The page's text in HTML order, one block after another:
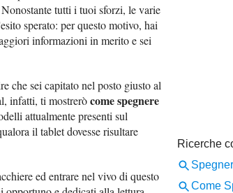
tutti i tuoi sforzi, le varie
sperato: per questo motivo, hai
informazioni in merito e sei
che sei capitato nel posto giusto al
infatti, ti mostreròcome spegnere
attualmente presenti sul
il tablet dovesse risultare
ed entrare nel vivo di questo